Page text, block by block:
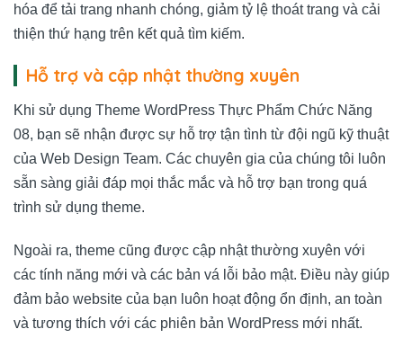
hóa để tải trang nhanh chóng, giảm tỷ lệ thoát trang và cải
thiện thứ hạng trên kết quả tìm kiếm.
Hỗ trợ và cập nhật thường xuyên
Khi sử dụng Theme WordPress Thực Phẩm Chức Năng
08, bạn sẽ nhận được sự hỗ trợ tận tình từ đội ngũ kỹ thuật
của Web Design Team. Các chuyên gia của chúng tôi luôn
sẵn sàng giải đáp mọi thắc mắc và hỗ trợ bạn trong quá
trình sử dụng theme.
Ngoài ra, theme cũng được cập nhật thường xuyên với
các tính năng mới và các bản vá lỗi bảo mật. Điều này giúp
đảm bảo website của bạn luôn hoạt động ổn định, an toàn
và tương thích với các phiên bản WordPress mới nhất.